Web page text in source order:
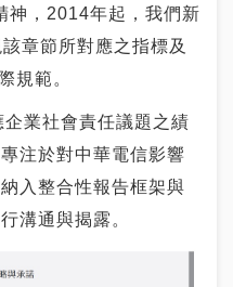
神，2014年起，我們新
章節所對應之指標及
規範。
業社會責任議題之績
注於對中華電信影響
入整合性報告框架與
溝通與揭露。